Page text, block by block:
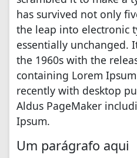
has survived not only
the leap into electronic
essentially unchanged.
the 1960s with the
containing Lorem
recently with desktop
Aldus PageMaker
Ipsum.
Um parágrafo aqui